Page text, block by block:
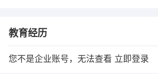
教育经历
您不是企业账号，无法查看 立即登录